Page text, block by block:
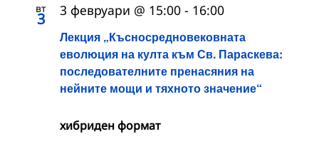
вт
3
Лекция „Късносредновековната
еволюция на култа към Св. Параскева:
последователните пренасяния на
нейните мощи и тяхното значение“
3 февруари @ 15:00 - 16:00
хибриден формат